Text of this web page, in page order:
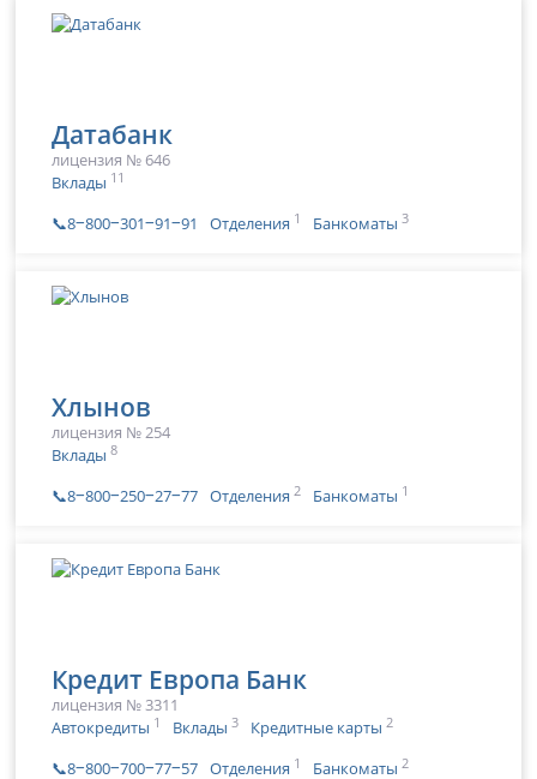
Датабанк
лицензия № 646
Вклады 11
📞8‒800‒301‒91‒91 Отделения 1 Банкоматы 3
Хлынов
лицензия № 254
Вклады 8
📞8‒800‒250‒27‒77 Отделения 2 Банкоматы 1
Кредит Европа Банк
лицензия № 3311
Автокредиты 1 Вклады 3 Кредитные карты 2
📞8‒800‒700‒77‒57 Отделения 1 Банкоматы 2